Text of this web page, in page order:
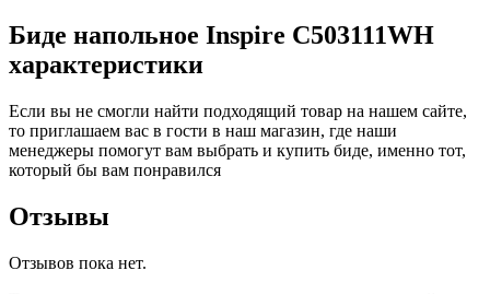
Биде напольное Inspire C503111WH
характеристики
Если вы не смогли найти подходящий товар на нашем сайте,
то приглашаем вас в гости в наш магазин, где наши
менеджеры помогут вам выбрать и купить биде, именно тот,
который бы вам понравился
Отзывы
Отзывов пока нет.